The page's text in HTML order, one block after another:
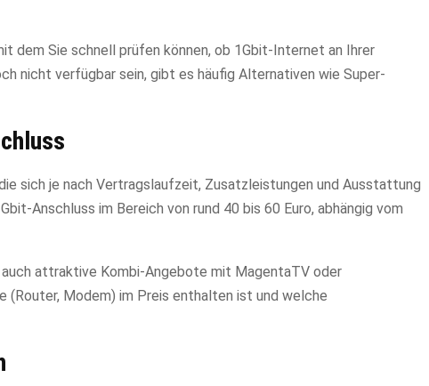
dem Sie schnell prüfen können, ob 1Gbit-Internet an Ihrer
nicht verfügbar sein, gibt es häufig Alternativen wie Super-
sich je nach Vertragslaufzeit, Zusatzleistungen und Ausstattung
Anschluss im Bereich von rund 40 bis 60 Euro, abhängig vom
attraktive Kombi-Angebote mit MagentaTV oder
(Router, Modem) im Preis enthalten ist und welche